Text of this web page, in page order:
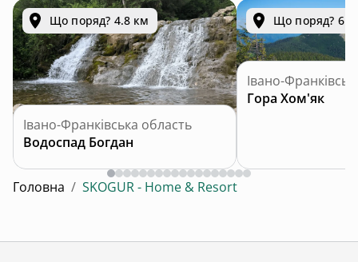
Що поряд? 4.8 км
Івано-Франківська область
Водоспад Богдан
Що поряд? 6.4
Івано-
Гора Хом'як
Головна / SKOGUR - Home & Resort